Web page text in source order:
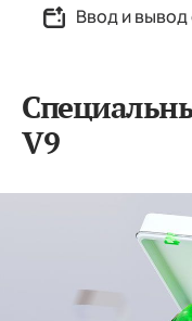
Ввод и вывод
V9